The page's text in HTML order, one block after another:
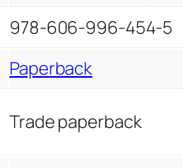
978-606-996-454-5
Paperback
Trade paperback